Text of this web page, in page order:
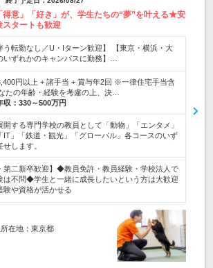
得意」「好き」が、学生たちの“夢”を叶える★安
スタートも歓迎
う転勤なし／U・Iターン歓迎】 【東京・横浜・大
いずれかのキャンパスに勤務】…
円以上 + 諸手当 + 賞与年2回 ※一律住宅手当含
たの年齢・経験を考慮の上、決…
収： 330～500万円
開する専門学校の教員として「動物」「エンタメ」
IT」「鉄道・観光」「グローバル」各コースのいず
します。
第二新卒歓迎】◆教員免許・教員経験・学校法人で
は不問◆学生と一緒に成長したいという方は大歓迎
や資格が活かせる
在地：東京都